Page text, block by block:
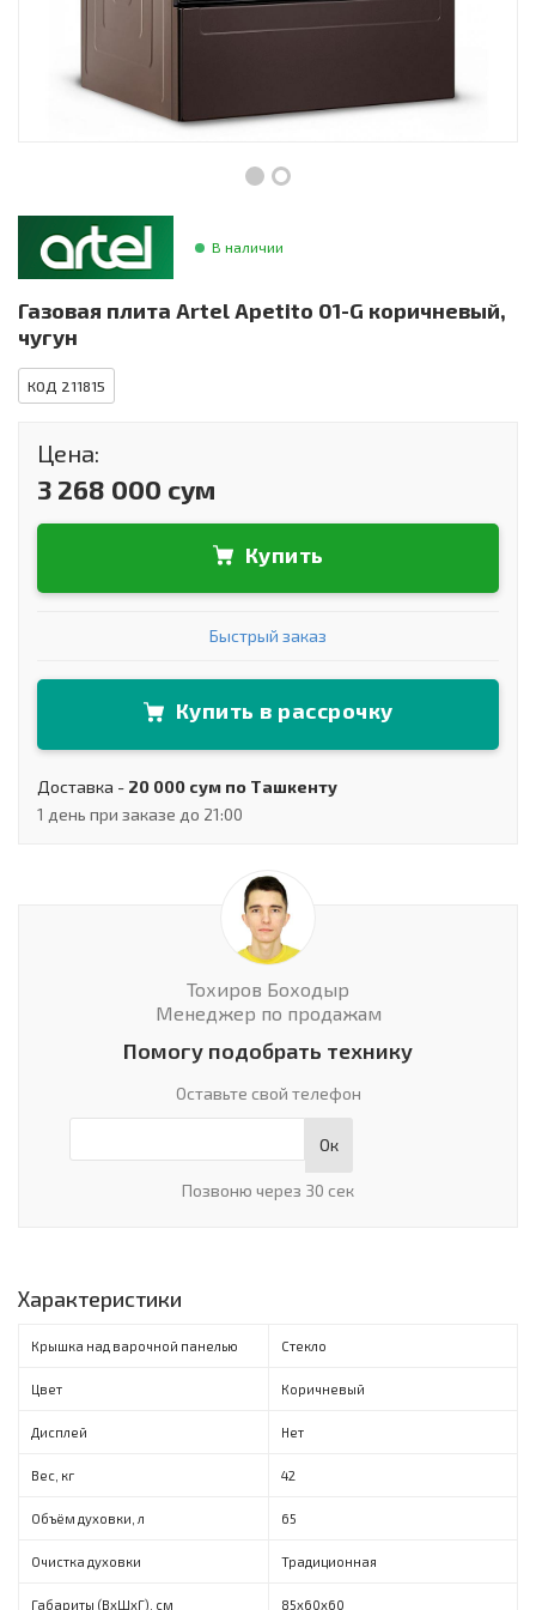
Инструменты и техника
Товары для дома
Красота и здоровье
Сантехника В наличии
Газовая плита Artel Apetito 01-G коричневый,
чугун
КОД 211815
Цена:
3 268 000 сум
Купить
Быстрый заказ
Купить в рассрочку
Доставка - 20 000 сум по Ташкенту
1 день при заказе до 21:00
Тохиров Боходыр
Менеджер по продажам
Помогу подобрать технику
Оставьте свой телефон
Ок
Позвоню через 30 сек
Характеристики
Крышка над варочной панелью Стекло
Цвет Коричневый
Дисплей Нет
Вес, кг 42
Объём духовки, л 65
Очистка духовки Традиционная
Габариты (ВxШxГ), см 85х60х60